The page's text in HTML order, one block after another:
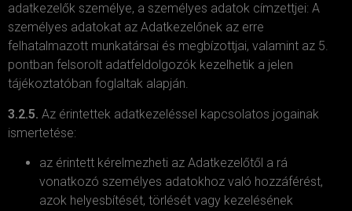
adatkezelők személye, a személyes adatok címzettjei: A
személyes adatokat az Adatkezelőnek az erre
felhatalmazott munkatársai és megbízottjai, valamint az 5.
pontban felsorolt adatfeldolgozók kezelhetik a jelen
tájékoztatóban foglaltak alapján.
3.2.5. Az érintettek adatkezeléssel kapcsolatos jogainak
ismertetése:
az érintett kérelmezheti az Adatkezelőtől a rá
vonatkozó személyes adatokhoz való hozzáférést,
azok helyesbítését, törlését vagy kezelésének